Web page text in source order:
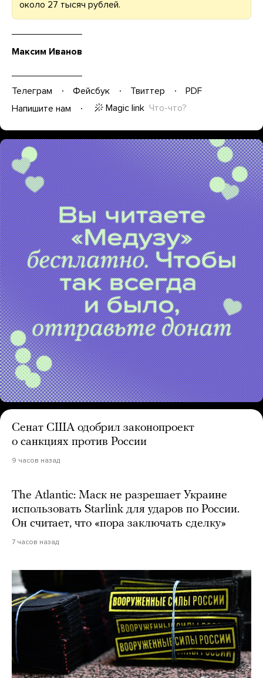
около 27 тысяч рублей.
Максим Иванов
Телеграм Фейсбук Твиттер
PDF
Напишите нам
Magic link Что-что?
Сенат США одобрил законопроект
о санкциях против России
9 часов назад
The Atlantic: Маск не разрешает Украине
использовать Starlink для ударов по России.
Он считает, что «пора заключать сделку»
7 часов назад